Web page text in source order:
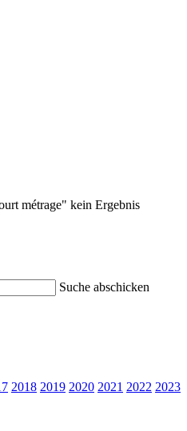
métrage" kein Ergebnis
Suche abschicken
2018 2019 2020 2021 2022 2023